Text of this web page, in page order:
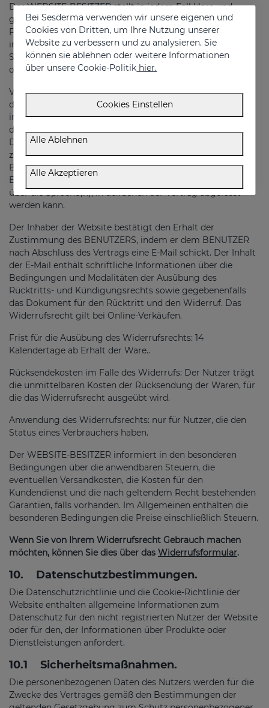
Der WEBSITE-BESITZER stellt in jedem Fall klare und
genaue Informationen über die Preise der angebotenen
Produkte oder Dienstleistungen zur Verfügung und
informiert ausdrücklich darüber, ob der Preis anwendbare
Steuern enthält oder nicht und ob Versandkosten anfallen
oder nicht.
Vor dem Vertragsabschluss hat der WEBSITE-BESITZER
den BENUTZER über die verschiedenen Verfahren
informiert, die für den Vertragsabschluss einzuhalten sind,
darüber, dass das Unternehmen das elektronische
Dokument so ablegt, dass es für den BENUTZER
zugänglich ist, über die technischen Mittel, die dem
BENUTZER zur Verfügung stehen, um Fehler bei der
Eingabe der Daten zu erkennen und zu korrigieren, und
über die Sprache(n), in der/denen der Vertrag abgefasst
werden kann.
Der Inhaber der Website bestätigt den Erhalt der
Zustimmung des BENUTZERS, indem er dem BENUTZER
nach Abschluss des Vertrags eine E-Mail schickt. Der Inhalt
der E-Mail enthält schriftliche Informationen über die
Bedingungen und Modalitäten der Ausübung des
Rücktritts- und Kündigungsrechts sowie gegebenenfalls
das Dokument für den Rücktritt und den Widerruf. Das
Widerrufsrecht gilt bei Online-Verkäufen.
Frist für die Ausübung des Widerrufsrechts: 14
Kalendertage ab Erhalt der Ware..
Rücksendekosten im Falle des Widerrufs: Der Nutzer trägt
die unmittelbaren Kosten der Rücksendung der Waren, für
die das Widerrufsrecht ausgeübt wird.
Anwendung des Widerrufsrechts: nur für Nutzer, die den
Status eines Verbrauchers haben.
Der WEBSITE-BESITZER informiert in den besonderen
Bedingungen über die anwendbaren Steuern, die
eventuellen Versandkosten, die Kosten für den
Kundendienst und die nach geltendem Recht bestehenden
Garantien, falls vorhanden. Im Allgemeinen enthalten die
besonderen Bedingungen die Preise einschließlich Steuern.
Wenn Sie von Ihrem Widerrufsrecht Gebrauch machen
möchten, können Sie dies über das Widerrufsformular.
10. Datenschutzbestimmungen.
Die Datenschutzrichtlinie und die Cookie-Richtlinie der
Website enthalten allgemeine Informationen zum
Datenschutz für den nicht registrierten Nutzer der Website
oder für den, der Informationen über Produkte oder
Dienstleistungen anfordert.
10.1 Sicherheitsmaßnahmen.
Die personenbezogenen Daten des Nutzers werden für die
Zwecke des Vertrages gemäß den Bestimmungen der
Bei Sesderma verwenden wir unsere eigenen und
Cookies von Dritten, um Ihre Nutzung unserer
Website zu verbessern und zu analysieren. Sie
können sie ablehnen oder weitere Informationen
über unsere Cookie-Politik hier.
Cookies Einstellen
Alle Ablehnen
Alle Akzeptieren